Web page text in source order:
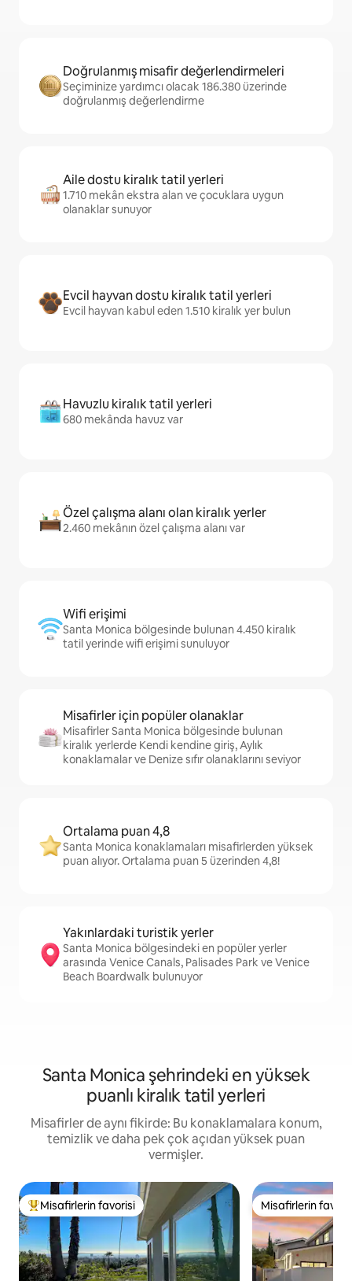
Doğrulanmış misafir değerlendirmeleri
Seçiminize yardımcı olacak 186.380 üzerinde
doğrulanmış değerlendirme
Aile dostu kiralık tatil yerleri
1.710 mekân ekstra alan ve çocuklara uygun
olanaklar sunuyor
Evcil hayvan dostu kiralık tatil yerleri
Evcil hayvan kabul eden 1.510 kiralık yer bulun
Havuzlu kiralık tatil yerleri
680 mekânda havuz var
Özel çalışma alanı olan kiralık yerler
2.460 mekânın özel çalışma alanı var
Wifi erişimi
Santa Monica bölgesinde bulunan 4.450 kiralık
tatil yerinde wifi erişimi sunuluyor
Misafirler için popüler olanaklar
Misafirler Santa Monica bölgesinde bulunan
kiralık yerlerde Kendi kendine giriş, Aylık
konaklamalar ve Denize sıfır olanaklarını seviyor
Ortalama puan 4,8
Santa Monica konaklamaları misafirlerden yüksek
puan alıyor. Ortalama puan 5 üzerinden 4,8!
Yakınlardaki turistik yerler
Santa Monica bölgesindeki en popüler yerler
arasında Venice Canals, Palisades Park ve Venice
Beach Boardwalk bulunuyor
Santa Monica şehrindeki en yüksek
puanlı kiralık tatil yerleri
Misafirler de aynı fikirde: Bu konaklamalara konum,
temizlik ve daha pek çok açıdan yüksek puan
vermişler.
Misafirlerin favorilerinden en beğenilenler arasında
Misafirlerin favorisi Misafirlerin
Misafirlerin